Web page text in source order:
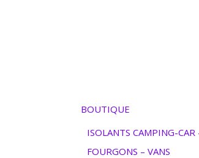
BOUTIQUE
ISOLANTS CAMPING-CAR
FOURGONS – VANS